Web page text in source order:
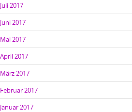
Juli 2017
Juni 2017
Mai 2017
April 2017
März 2017
Februar 2017
Januar 2017